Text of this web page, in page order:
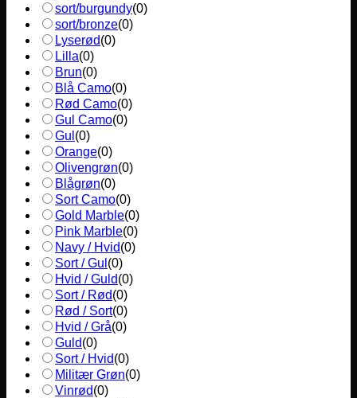
sort/burgundy(0)
sort/bronze(0)
Lyserød(0)
Lilla(0)
Brun(0)
Blå Camo(0)
Rød Camo(0)
Gul Camo(0)
Gul (0)
Orange(0)
Olivengrøn(0)
Blågrøn(0)
Sort Camo(0)
Gold Marble(0)
Pink Marble(0)
Navy / Hvid(0)
Sort / Gul (0)
Hvid / Guld(0)
Sort / Rød(0)
Rød / Sort(0)
Hvid / Grå(0)
Guld(0)
Sort / Hvid(0)
Militær Grøn(0)
Vinrød(0)